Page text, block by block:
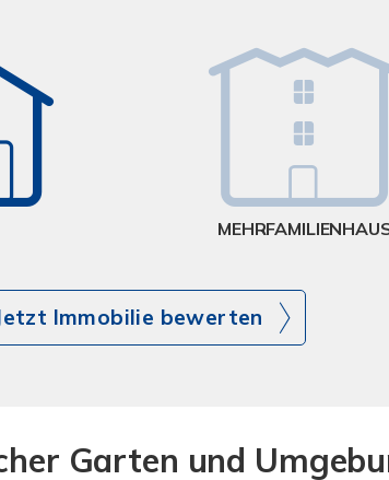
Immobilie bewerten
Garten und